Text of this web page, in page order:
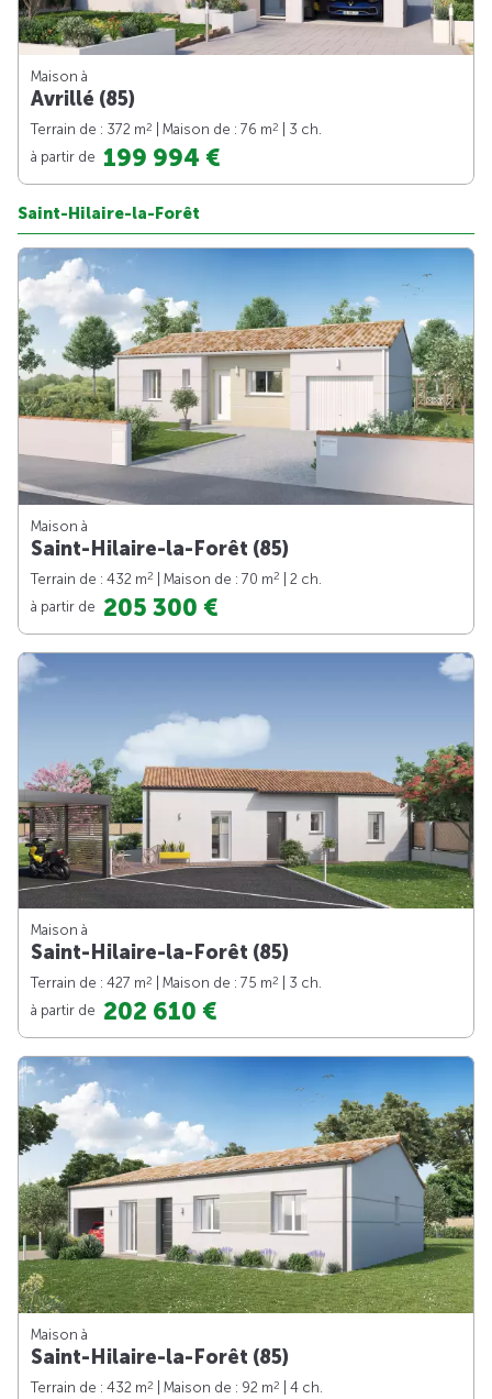
Maison à
Avrillé (85)
Terrain de : 372 m2 | Maison de : 76 m2
| 3 ch.
à partir de 199 994 €
Saint-Hilaire-la-Forêt
Maison à
Saint-Hilaire-la-Forêt (85)
Terrain de : 432 m2 | Maison de : 70 m2
| 2 ch.
à partir de 205 300 €
Maison à
Saint-Hilaire-la-Forêt (85)
Terrain de : 427 m2 | Maison de : 75 m2
| 3 ch.
à partir de 202 610 €
Maison à
Saint-Hilaire-la-Forêt (85)
Terrain de : 432 m2 | Maison de : 92 m2
| 4 ch.